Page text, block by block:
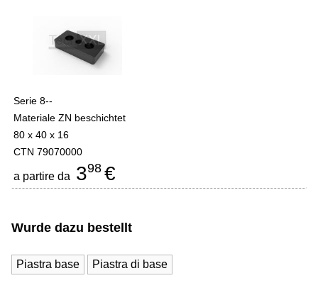
Serie 8--
Materiale ZN beschichtet
80 x 40 x 16
CTN 79070000
a partire da 398 €
Wurde dazu bestellt
Piastra base Piastra di base